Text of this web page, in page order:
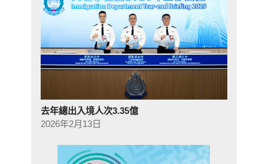
去年總出入境人次3.35億
2026年2月13日